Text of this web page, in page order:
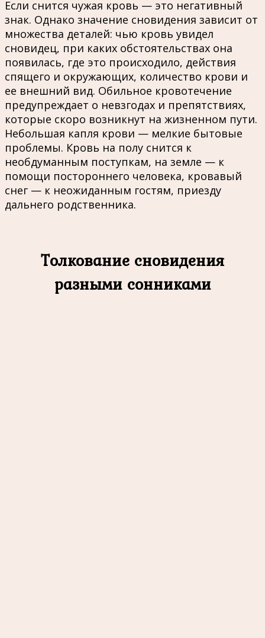
Если снится чужая кровь — это негативный
знак. Однако значение сновидения зависит от
множества деталей: чью кровь увидел
сновидец, при каких обстоятельствах она
появилась, где это происходило, действия
спящего и окружающих, количество крови и
ее внешний вид. Обильное кровотечение
предупреждает о невзгодах и препятствиях,
которые скоро возникнут на жизненном пути.
Небольшая капля крови — мелкие бытовые
проблемы. Кровь на полу снится к
необдуманным поступкам, на земле — к
помощи постороннего человека, кровавый
снег — к неожиданным гостям, приезду
дальнего родственника.
Толкование сновидения
разными сонниками